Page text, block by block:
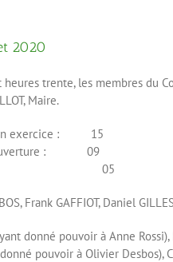
2020
trente, les membres du
Maire.
en exercice : 15
l’ouverture : 09
: 05
Frank GAFFIOT, Daniel
donné pouvoir à Anne
pouvoir à Olivier